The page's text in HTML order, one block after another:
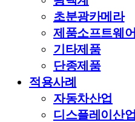
초분광카메라
제품소프트웨어
기타제품
단종제품
적용사례
자동차산업
디스플레이산업